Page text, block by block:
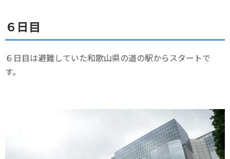
６日目
６日目は避難していた和歌山県の道の駅からスタートで
す。